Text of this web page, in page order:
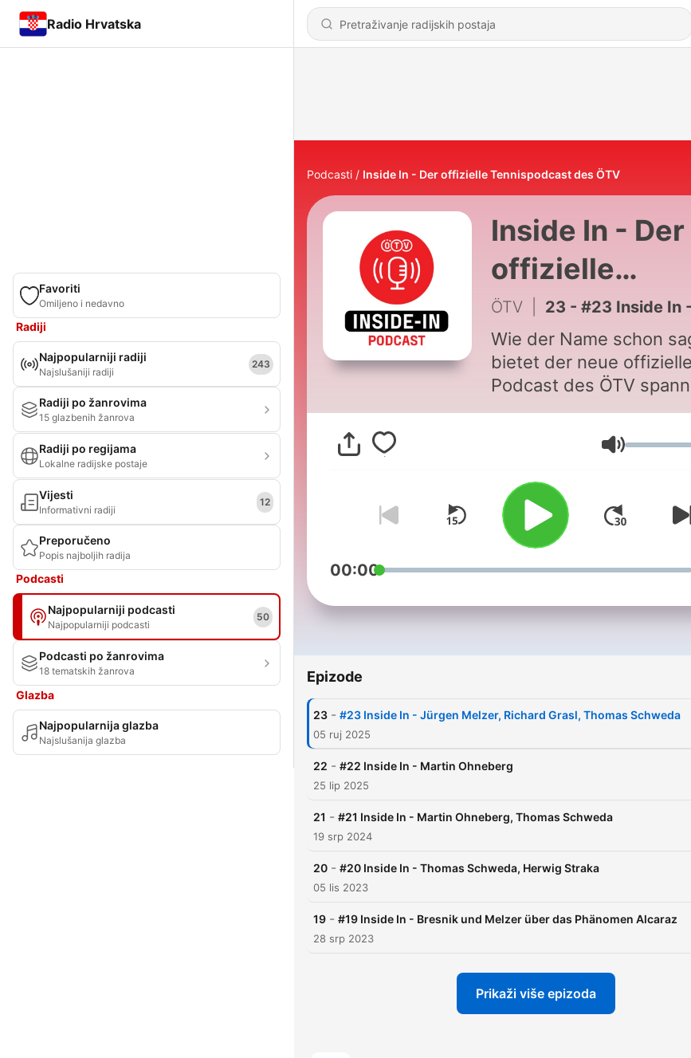
Radio Hrvatska
Favoriti
Omiljeno i nedavno
Radiji
Najpopularniji radiji
Najslušaniji radiji
243
Radiji po žanrovima
15 glazbenih žanrova
Radiji po regijama
Lokalne radijske postaje
Vijesti
Informativni radiji
12
Preporučeno
Popis najboljih radija
Podcasti
Najpopularniji podcasti
Najpopularniji podcasti
50
Podcasti po žanrovima
18 tematskih žanrova
Glazba
Najpopularnija glazba
Najslušanija glazba
Podcasti Inside In - Der offizielle Tennispodcast des ÖTV
Inside In - Der
offizielle
des ÖTV
ÖTV 23 - #23 Inside In - Jürgen Melzer, Richard Grasl, Thomas Schweda
Wie der Name schon
bietet der neue offizielle
Podcast des ÖTV
und interessante
die österreichische
Tennisszene. Wenn du
über die Spieler*innen
Menschen die im
tagtäglich arbeiten
willst, dann bist hier
richtig.
Glasnoća
00:00
Epizode
23 - #23 Inside In - Jürgen Melzer, Richard Grasl, Thomas Schweda
05 ruj 2025
22 - #22 Inside In - Martin Ohneberg
25 lip 2025
21 - #21 Inside In - Martin Ohneberg, Thomas Schweda
19 srp 2024
20 - #20 Inside In - Thomas Schweda, Herwig Straka
05 lis 2023
19 - #19 Inside In - Bresnik und Melzer über das Phänomen Alcaraz
28 srp 2023
Prikaži više epizoda